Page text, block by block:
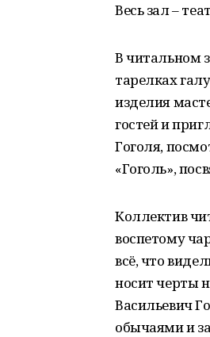
Весь зал –
В читальном
тарелках
изделия
гостей и
Гоголя,
«Гоголь»,
Коллектив
воспетому
всё, что
носит черты
Васильевич
обычаями и